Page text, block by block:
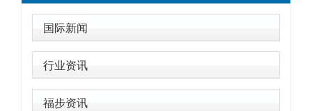
国际新闻
行业资讯
福步资讯